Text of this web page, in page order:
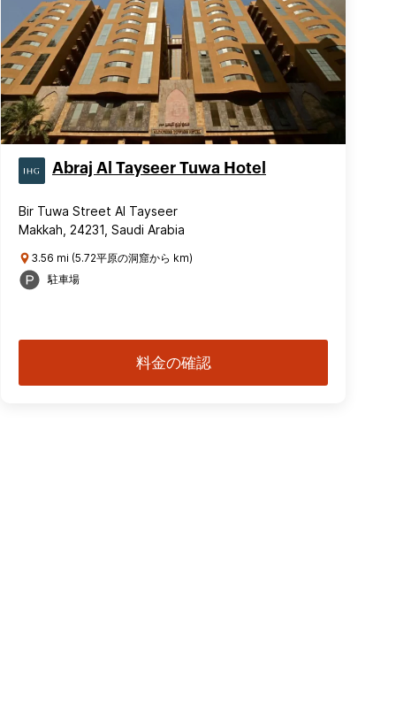
Abraj Al Tayseer Tuwa Hotel
Bir Tuwa Street Al Tayseer
Makkah, 24231, Saudi Arabia
3.56 mi (5.72平原の洞窟から km)
駐車場
料金の確認